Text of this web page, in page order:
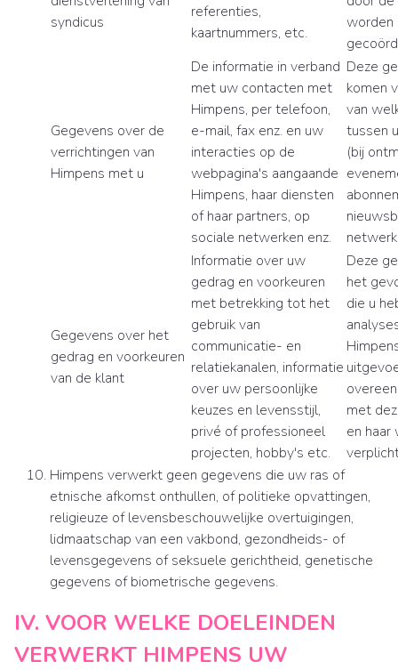
syndicus
referenties,
kaartnummers, etc.
worden
Gegevens over de
verrichtingen van
Himpens met u
De informatie in verband
met uw contacten met
Himpens, per telefoon,
e-mail, fax enz. en uw
interacties op de
webpagina's aangaande
Himpens, haar diensten
of haar partners, op
sociale netwerken enz.
Deze
komen
van
tussen
(bij
Gegevens over het
gedrag en voorkeuren
van de klant
Informatie over uw
gedrag en voorkeuren
met betrekking tot het
gebruik van
communicatie- en
relatiekanalen, informatie
over uw persoonlijke
keuzes en levensstijl,
privé of professioneel
projecten, hobby's etc.
Deze
het
die u
met
en
Himpens verwerkt geen gegevens die uw ras of
etnische afkomst onthullen, of politieke opvattingen,
religieuze of levensbeschouwelijke overtuigingen,
lidmaatschap van een vakbond, gezondheids- of
levensgegevens of seksuele gerichtheid, genetische
gegevens of biometrische gegevens.
IV. VOOR WELKE DOELEINDEN
VERWERKT HIMPENS UW